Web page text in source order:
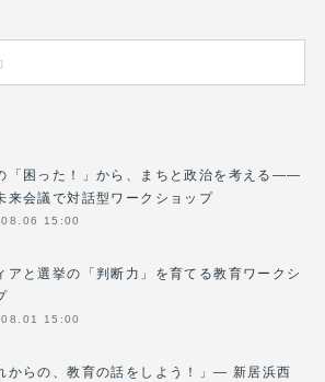
「困った！」から、まちと政治を考える――
来会議で対話型ワークショップ
15:00
アと選挙の「判断力」を育てる教育ワークシ
15:00
からの、教育の話をしよう！」― 新居浜西